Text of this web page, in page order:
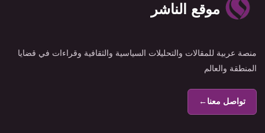
موقع الناشر
منصة عربية للمقالات والتحليلات السياسية والثقافية وقراءات في قضايا
المنطقة والعالم
تواصل معنا←